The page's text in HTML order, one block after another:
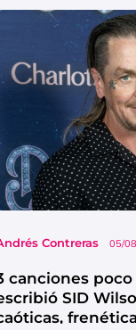
Contreras 05/
canciones
SID